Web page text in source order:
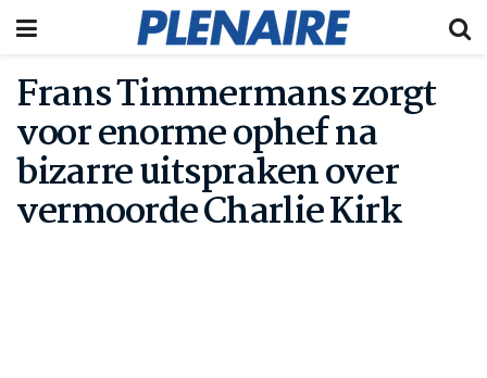
Frans Timmermans zorgt
voor enorme ophef na
bizarre uitspraken over
vermoorde Charlie Kirk